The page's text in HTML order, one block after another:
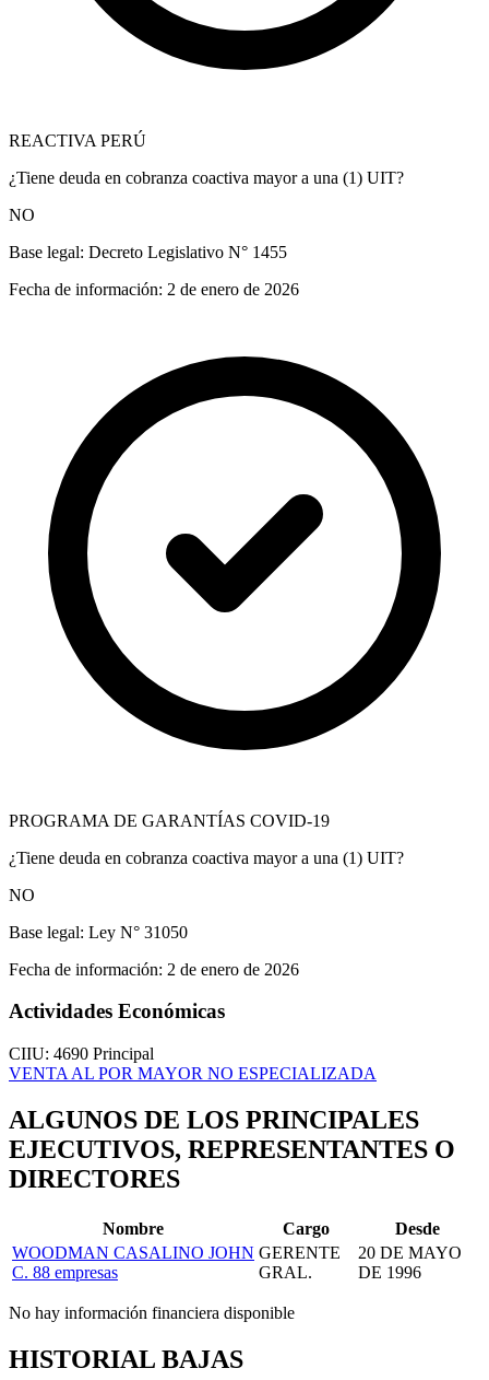
REACTIVA PERÚ
¿Tiene deuda en cobranza coactiva mayor a una (1) UIT?
NO
Base legal: Decreto Legislativo N° 1455
Fecha de información: 2 de enero de 2026
PROGRAMA DE GARANTÍAS COVID-19
¿Tiene deuda en cobranza coactiva mayor a una (1) UIT?
NO
Base legal: Ley N° 31050
Fecha de información: 2 de enero de 2026
Actividades Económicas
CIIU: 4690 Principal
VENTA AL POR MAYOR NO ESPECIALIZADA
ALGUNOS DE LOS PRINCIPALES
EJECUTIVOS, REPRESENTANTES O
DIRECTORES
Nombre Cargo
Desde
WOODMAN CASALINO JOHN
C. 88 empresas
GERENTE
GRAL.
20 DE MAYO
DE 1996
No hay información financiera disponible
HISTORIAL BAJAS